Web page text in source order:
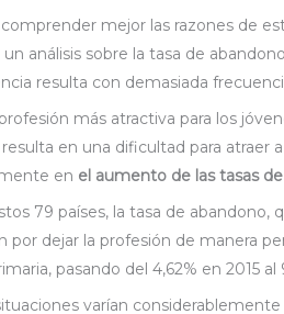
comprender mejor las razones de
un análisis sobre la tasa de
resulta con demasiada
más atractiva para los
en una dificultad para atraer
en el aumento de las tasas
79 países, la tasa de
por dejar la profesión de manera
pasando del 4,62% en 2015 al
varían